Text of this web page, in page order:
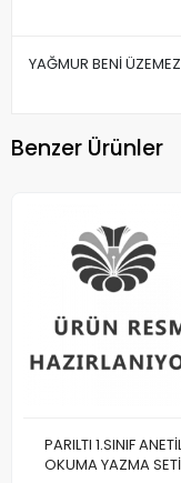
YAĞMUR BENİ
Benzer Ürünler
PARILTI 1.SINIF
OKUMA YAZMA